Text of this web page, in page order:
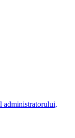
administratorului,